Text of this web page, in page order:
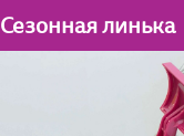
Сезонная линька